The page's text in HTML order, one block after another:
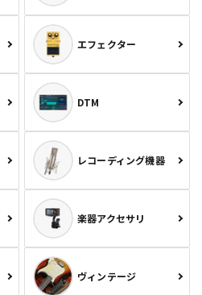
エフェクター
DTM
レコーディング機器
楽器アクセサリ
ヴィンテージ